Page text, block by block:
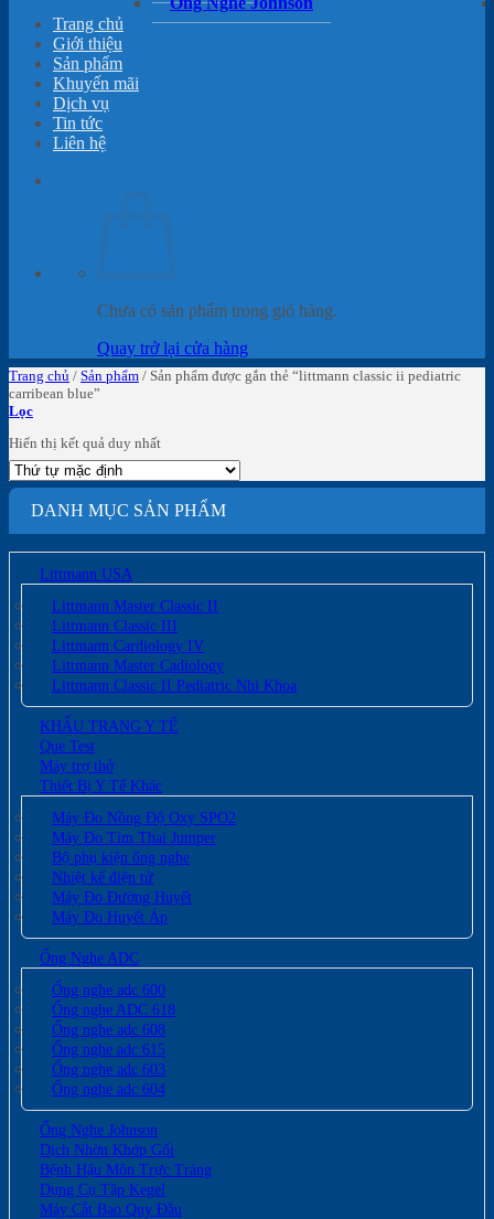
Trang chủ
Giới thiệu
Sản phẩm
Khuyến mãi
Dịch vụ
Tin tức
Liên hệ
Chưa có sản phẩm trong giỏ hàng.
Quay trở lại cửa hàng
Trang chủ / Sản phẩm / Sản phẩm được gắn thẻ “littmann classic ii pediatric
carribean blue”
Lọc
Hiển thị kết quả duy nhất
DANH MỤC SẢN PHẨM
Littmann USA
Littmann Master Classic II
Littmann Classic III
Littmann Cardiology IV
Littmann Master Cadiology
Littmann Classic II Pediatric Nhi Khoa
KHẨU TRANG Y TẾ
Que Test
Máy trợ thở
Thiết Bị Y Tế Khác
Máy Đo Nồng Độ Oxy SPO2
Máy Đo Tim Thai Jumper
Bộ phụ kiện ống nghe
Nhiệt kế điện tử
Máy Đo Đường Huyết
Máy Đo Huyết Áp
Ống Nghe ADC
Ống nghe adc 600
Ống nghe ADC 618
Ống nghe adc 608
Ống nghe adc 615
Ống nghe adc 603
Ống nghe adc 604
Ống Nghe Johnson
Dịch Nhờn Khớp Gối
Bệnh Hậu Môn Trực Tràng
Dụng Cụ Tập Kegel
Máy Cắt Bao Quy Đầu